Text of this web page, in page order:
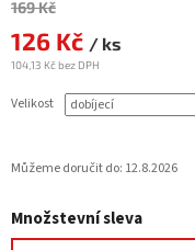
169 Kč
126 Kč / ks
104,13 Kč bez DPH
Velikost
Můžeme doručit do: 12.8.2026
Množstevní sleva